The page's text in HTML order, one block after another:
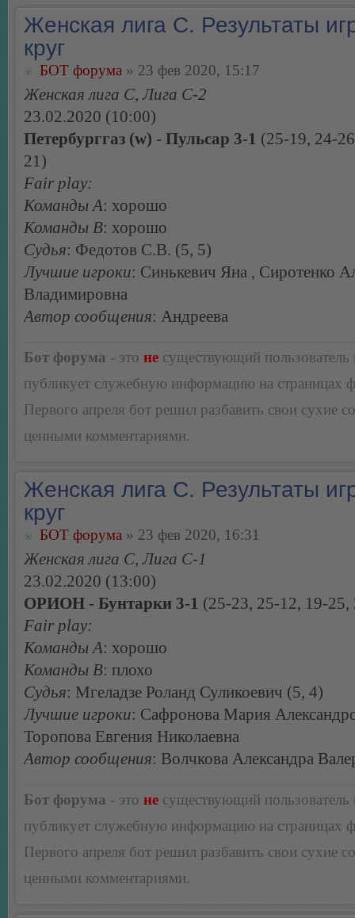
Женская лига С. Результаты
круг
БОТ форума » 23 фев 2020, 15:17
Женская лига С, Лига С-2
23.02.2020 (10:00)
Петербурггаз (w) - Пульсар 3-1 (25-19, 24-
21)
Fair play:
Команды А: хорошо
Команды В: хорошо
Судья: Федотов С.В. (5, 5)
Лучшие игроки: Синькевич Яна , Сиротенко
Владимировна
Автор сообщения: Андреева
Бот форума - это не существующий пользователь
публикует служебную информацию на страницах
Первого апреля бот решил разбавить свои сухие
ценными комментариями.
Женская лига С. Результаты
круг
БОТ форума » 23 фев 2020, 16:31
Женская лига С, Лига С-1
23.02.2020 (13:00)
ОРИОН - Бунтарки 3-1 (25-23, 25-12, 19-25,
Fair play:
Команды А: хорошо
Команды В: плохо
Судья: Мгеладзе Роланд Суликоевич (5, 4)
Лучшие игроки: Сафронова Мария
Торопова Евгения Николаевна
Автор сообщения: Волчкова Александра
Бот форума - это не существующий пользователь
публикует служебную информацию на страницах
Первого апреля бот решил разбавить свои сухие
ценными комментариями.